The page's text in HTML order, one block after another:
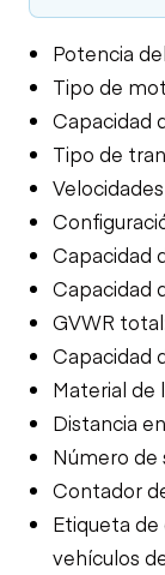
Potencia
Tipo de
Capacidad
Tipo de
Capacidad
Capacidad
GVWR
Capacidad
Material de
Distancia
Número de
Contador
Etiqueta de
vehículos